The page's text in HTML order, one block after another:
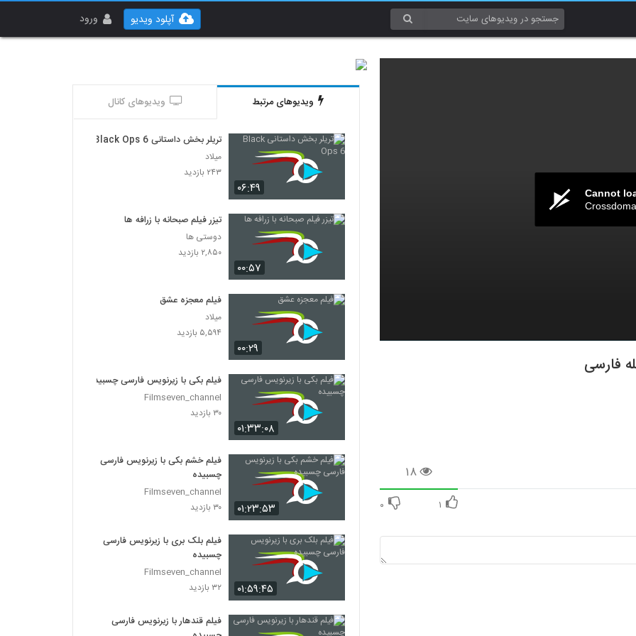
ورود آپلود ویدیو
Cannot
۱۸
۱ ۰
ویدیوهای مرتبط ویدیوهای کانال
۰۶:۴۹
تریلر بخش داستانی Black Ops 6
میلاد
۲۴۳ بازدید
۰۰:۵۷
تیزر فیلم صبحانه با زرافه ها
دوستی ها
۲,۸۵۰ بازدید
۰۰:۲۹
فیلم معجزه عشق
میلاد
۵,۵۹۴ بازدید
۰۱:۳۳:۰۸
فیلم بکی با زیرنویس فارسی چسبیده
Filmseven_channel
۳۰ بازدید
۰۱:۲۳:۵۳
فیلم خشم بکی با زیرنویس فارسی
چسبیده
Filmseven_channel
۳۰ بازدید
۰۱:۵۹:۴۵
فیلم بلک بری با زیرنویس فارسی
چسبیده
Filmseven_channel
۳۲ بازدید
فیلم قندهار با زیرنویس فارسی